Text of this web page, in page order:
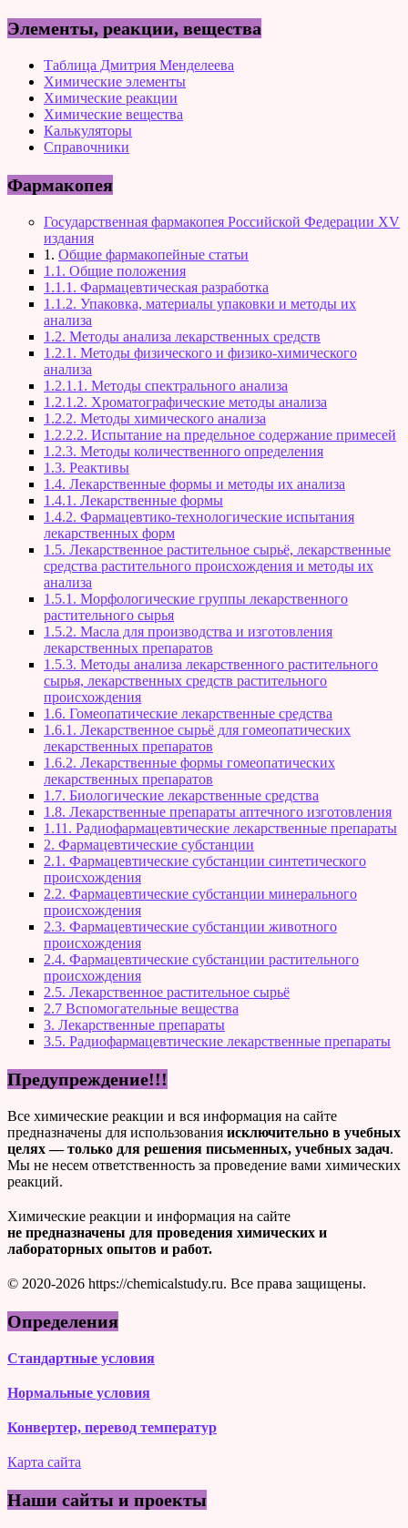
Элементы, реакции, вещества
Таблица Дмитрия Менделеева
Химические элементы
Химические реакции
Химические вещества
Калькуляторы
Справочники
Фармакопея
Государственная фармакопея Российской Федерации XV
издания
1. Общие фармакопейные статьи
1.1. Общие положения
1.1.1. Фармацевтическая разработка
1.1.2. Упаковка, материалы упаковки и методы их
анализа
1.2. Методы анализа лекарственных средств
1.2.1. Методы физического и физико-химического
анализа
1.2.1.1. Методы спектрального анализа
1.2.1.2. Хроматографические методы анализа
1.2.2. Методы химического анализа
1.2.2.2. Испытание на предельное содержание примесей
1.2.3. Методы количественного определения
1.3. Реактивы
1.4. Лекарственные формы и методы их анализа
1.4.1. Лекарственные формы
1.4.2. Фармацевтико-технологические испытания
лекарственных форм
1.5. Лекарственное растительное сырьё, лекарственные
средства растительного происхождения и методы их
анализа
1.5.1. Морфологические группы лекарственного
растительного сырья
1.5.2. Масла для производства и изготовления
лекарственных препаратов
1.5.3. Методы анализа лекарственного растительного
сырья, лекарственных средств растительного
происхождения
1.6. Гомеопатические лекарственные средства
1.6.1. Лекарственное сырьё для гомеопатических
лекарственных препаратов
1.6.2. Лекарственные формы гомеопатических
лекарственных препаратов
1.7. Биологические лекарственные средства
1.8. Лекарственные препараты аптечного изготовления
1.11. Радиофармацевтические лекарственные препараты
2. Фармацевтические субстанции
2.1. Фармацевтические субстанции синтетического
происхождения
2.2. Фармацевтические субстанции минерального
происхождения
2.3. Фармацевтические субстанции животного
происхождения
2.4. Фармацевтические субстанции растительного
происхождения
2.5. Лекарственное растительное сырьё
2.7 Вспомогательные вещества
3. Лекарственные препараты
3.5. Радиофармацевтические лекарственные препараты
Предупреждение!!!
Все химические реакции и вся информация на сайте
предназначены для использования исключительно в учебных
целях — только для решения письменных, учебных задач.
Мы не несем ответственность за проведение вами химических
реакций.
Химические реакции и информация на сайте
не предназначены для проведения химических и
лабораторных опытов и работ.
© 2020-2026 https://chemicalstudy.ru. Все права защищены.
Определения
Стандартные условия
Нормальные условия
Конвертер, перевод температур
Карта сайта
Наши сайты и проекты